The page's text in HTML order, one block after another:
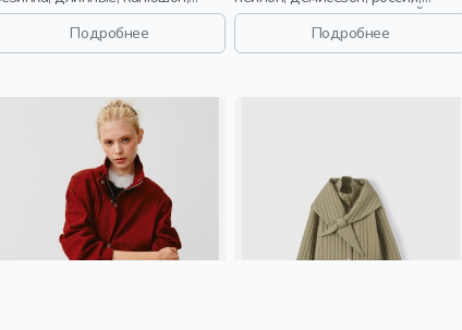
стеганые, клапан,
манжета, свободные,
непромокаемые, воротник,
объемные, воротник-
Подробнее
прямые, длинные, длинный
рукав, капюшон, застежка,
кнопки, клапан, манжета,
свободные, воротник, объемные,
Подробнее